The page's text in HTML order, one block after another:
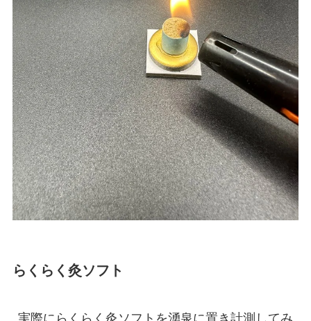
らくらく灸ソフト